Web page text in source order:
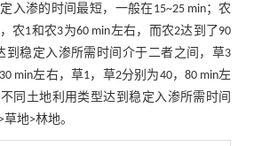
入渗的时间最短，一般在15~25 min；农
农1和农3为60 min左右，而农2达到了90
到稳定入渗所需时间介于二者之间，草3
min左右，草1，草2分别为40，80 min左
同土地利用类型达到稳定入渗所需时间
地>林地。